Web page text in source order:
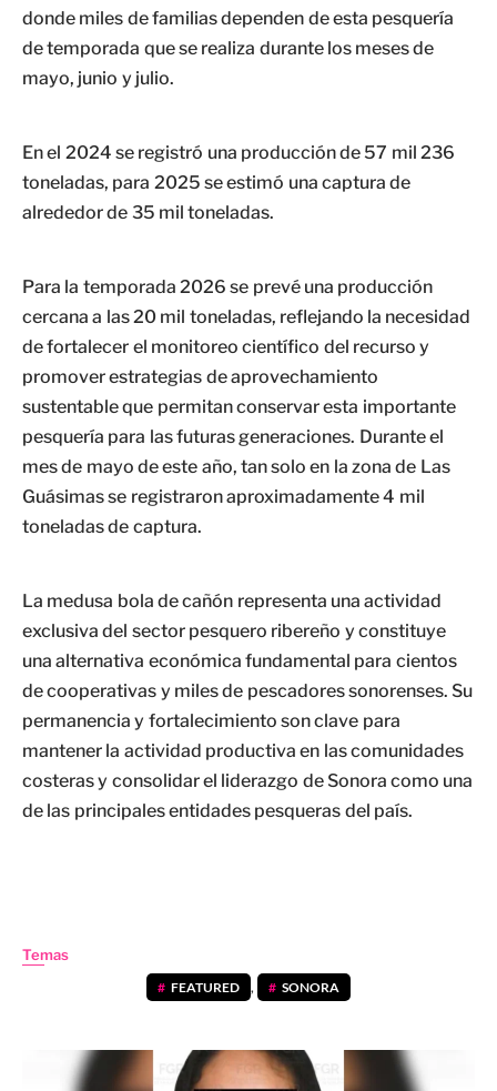
donde miles de familias dependen de esta pesquería
de temporada que se realiza durante los meses de
mayo, junio y julio.
En el 2024 se registró una producción de 57 mil 236
toneladas, para 2025 se estimó una captura de
alrededor de 35 mil toneladas.
Para la temporada 2026 se prevé una producción
cercana a las 20 mil toneladas, reflejando la necesidad
de fortalecer el monitoreo científico del recurso y
promover estrategias de aprovechamiento
sustentable que permitan conservar esta importante
pesquería para las futuras generaciones. Durante el
mes de mayo de este año, tan solo en la zona de Las
Guásimas se registraron aproximadamente 4 mil
toneladas de captura.
La medusa bola de cañón representa una actividad
exclusiva del sector pesquero ribereño y constituye
una alternativa económica fundamental para cientos
de cooperativas y miles de pescadores sonorenses. Su
permanencia y fortalecimiento son clave para
mantener la actividad productiva en las comunidades
costeras y consolidar el liderazgo de Sonora como una
de las principales entidades pesqueras del país.
Temas
FEATURED , SONORA